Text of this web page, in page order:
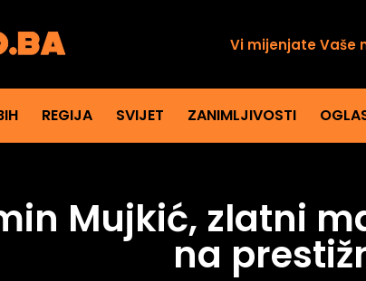
Vi mijenjate Vaše
REGIJA SVIJET ZANIMLJIVOSTI
Mujkić, zlatni
na